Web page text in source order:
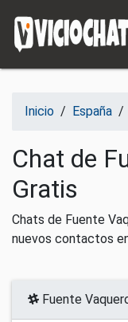
Inicio / España /
Chat de
Gratis
Chats de Fuente
nuevos contactos
Fuente